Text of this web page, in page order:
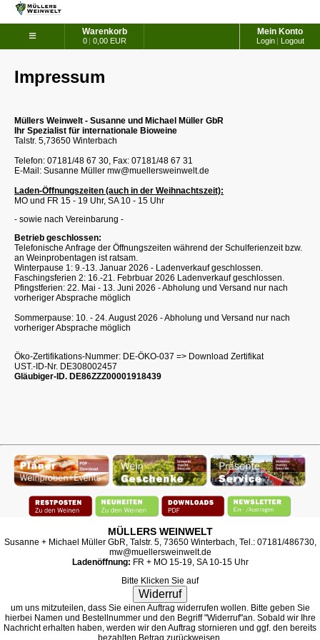
≡ Warenkorb
0 | 0,00 EUR
Mein Konto
Login | Logout
Impressum
Müllers Weinwelt - Susanne und Michael Müller GbR
Ihr Spezialist für internationale Bioweine
Talstr. 5,73650 Winterbach
Telefon: 07181/48 67 30, Fax: 07181/48 67 31
E-Mail: Susanne Müller mw@muellersweinwelt.de
Laden-Öffnungszeiten (auch in der Weihnachtszeit):
MO und FR 15 - 19 Uhr, SA 10 - 15 Uhr
- sowie nach Vereinbarung -
Betrieb geschlossen:
Telefonische Anfrage der Öffnungszeiten während der Schulferienzeit bzw.
an Weinprobentagen ist ratsam.
Winterpause 1: 9.-13. Januar 2026 - Ladenverkauf geschlossen.
Faschingsferien 2: 16.-21. Febrbuar 2026 Ladenverkauf geschlossen.
Pfingstferien: 22. Mai - 13. Juni 2026 - Abholung und Versand nur nach
vorheriger Absprache möglich
Sommerpause: 10. - 24. August 2026 - Abholung und Versand nur nach
vorheriger Absprache möglich
Öko-Zertifikations-Nummer: DE-ÖKO-037 => Download Zertifikat
UST.-ID-Nr. DE308002457
Gläubiger-ID. DE86ZZZ00001918439
MÜLLERS WEINWELT
Susanne + Michael Müller GbR, Talstr. 5, 73650 Winterbach, Tel.: 07181/486730,
mw@muellersweinwelt.de
Ladenöffnung: FR + MO 15-19, SA 10-15 Uhr
Bitte Klicken Sie auf
Widerruf
um uns mitzuteilen, dass Sie einen Auftrag widerrufen wollen. Bitte geben Sie
hierbei Namen und Bestellnummer und den Begriff "Widerruf"an. Sobald wir Ihre
Nachricht erhalten haben, werden wir den Auftrag stornieren und ggf. den bereits
bezahlten Betrag zurückweisen.